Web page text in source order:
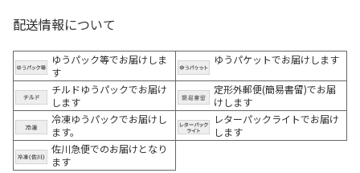
配送情報について
ゆうパック等でお届けしま
す
ゆうパケットでお届けします
チルドゆうパックでお届け
します
定形外郵便(簡易書留)でお届
けします
冷凍ゆうパックでお届けし
ます。
レターパックライトでお届け
します
佐川急便でのお届けとなり
ます